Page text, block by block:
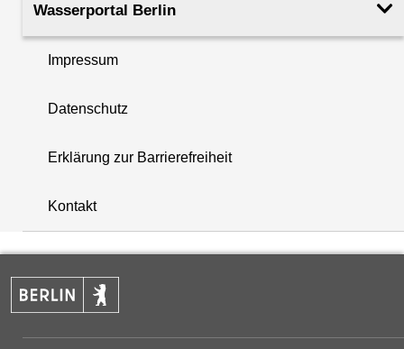
+
−
Wasserportal Berlin
Impressum
Datenschutz
Erklärung zur Barrierefreiheit
Kontakt